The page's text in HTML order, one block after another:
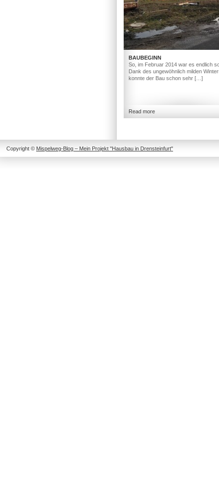
BAUBEGINN
So, im Februar 2014 war es endlich
Dank des ungewöhnlich milden
konnte der Bau schon sehr […]
Read more
Copyright © Mispelweg-Blog – Mein Projekt "Hausbau in Drensteinfurt"